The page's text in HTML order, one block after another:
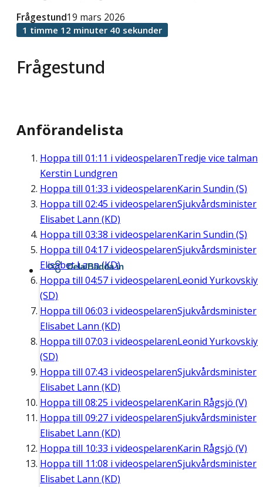
Frågestund
Frågestund19 mars 2026
1 timme 12 minuter 40 sekunder
Anförandelista
Hoppa till 01:11 i videospelarenTredje vice talman
Kerstin Lundgren
Hoppa till 01:33 i videospelarenKarin Sundin (S)
Hoppa till 02:45 i videospelarenSjukvårdsminister
Elisabet Lann (KD)
Hoppa till 03:38 i videospelarenKarin Sundin (S)
Hoppa till 04:17 i videospelarenSjukvårdsminister
Elisabet Lann (KD)
Hoppa till 04:57 i videospelarenLeonid Yurkovskiy
(SD)
Hoppa till 06:03 i videospelarenSjukvårdsminister
Elisabet Lann (KD)
Hoppa till 07:03 i videospelarenLeonid Yurkovskiy
(SD)
Hoppa till 07:43 i videospelarenSjukvårdsminister
Elisabet Lann (KD)
Hoppa till 08:25 i videospelarenKarin Rågsjö (V)
Hoppa till 09:27 i videospelarenSjukvårdsminister
Elisabet Lann (KD)
Hoppa till 10:33 i videospelarenKarin Rågsjö (V)
Hoppa till 11:08 i videospelarenSjukvårdsminister
Elisabet Lann (KD)
Dela/Bädda in